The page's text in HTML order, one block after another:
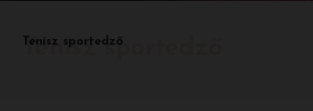
Tenisz sportedző
Tenisz sportedző